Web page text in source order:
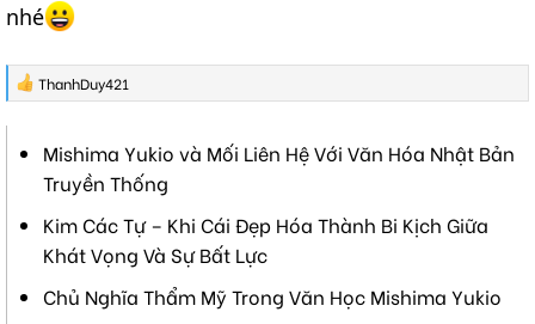
nhé
R
e
n
ThanhDuy421
Mishima Yukio và Mối Liên Hệ Với Văn Hóa Nhật Bản
Truyền Thống
Kim Các Tự – Khi Cái Đẹp Hóa Thành Bi Kịch Giữa
Khát Vọng Và Sự Bất Lực
Chủ Nghĩa Thẩm Mỹ Trong Văn Học Mishima Yukio